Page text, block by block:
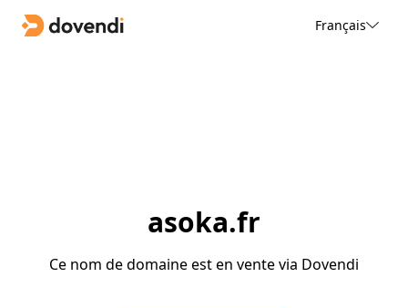
Français
asoka.fr
Ce nom de domaine est en vente via Dovendi